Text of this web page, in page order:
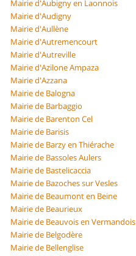
Mairie d'Aubigny en Laonnois
Mairie d'Audigny
Mairie d'Aullène
Mairie d'Autremencourt
Mairie d'Autreville
Mairie d'Azilone Ampaza
Mairie d'Azzana
Mairie de Balogna
Mairie de Barbaggio
Mairie de Barenton Cel
Mairie de Barisis
Mairie de Barzy en Thiérache
Mairie de Bassoles Aulers
Mairie de Bastelicaccia
Mairie de Bazoches sur Vesles
Mairie de Beaumont en Beine
Mairie de Beaurieux
Mairie de Beauvois en Vermandois
Mairie de Belgodère
Mairie de Bellenglise